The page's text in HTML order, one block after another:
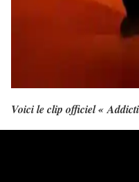
Voici le clip officiel «